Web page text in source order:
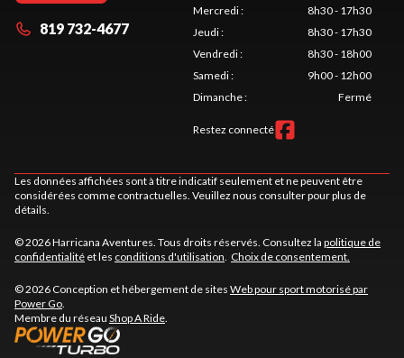
819 732-4677
Mercredi:
8h30 - 17h30
Jeudi:
8h30 - 17h30
Vendredi:
8h30 - 18h00
Samedi:
9h00 - 12h00
Dimanche: Fermé
Restez connecté
Les données affichées sont à titre indicatif seulement et ne peuvent être
considérées comme contractuelles. Veuillez nous consulter pour plus de
détails.
© 2026 Harricana Aventures. Tous droits réservés. Consultez la politique de
confidentialité et les conditions d'utilisation. Choix de consentement.
© 2026 Conception et hébergement de sites Web pour sport motorisé par
Power Go.
Membre du réseau Shop A Ride.